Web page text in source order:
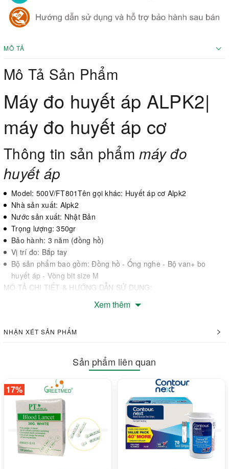
MÔ TẢ
Mô Tả Sản Phẩm
Máy đo huyết áp ALPK2|
máy đo huyết áp cơ
Thông tin sản phẩmmáy đo
huyết áp
Model: 500V/FT801Tên gọi khác: Huyết áp cơ Alpk2
Nhà sản xuất: Alpk2
Nước sản xuất: Nhật Bản
Trọng lượng: 350gr
Bảo hành: 3 năm (đồng hồ)
Vị trí đo: Bắp tay
Bộ sản phẩm bao gồm: Đồng hồ - Ống nghe - Bộ van+ bo
huyết áp - Vòng bit size M
MÔ TẢ CHI TIẾT & HƯỚNG DẪN SỬ DỤNG:
Bộ máy đo huyết áp cơ ALPK2 được sản xuất và nhập khẩu trực
đồng hồ có vạch chia từ 20 ~300mmHg; với độ chính xác là
3mmHg giúp cho đồng hồ không bị lệch điểm không. Tai nghe có
cao giúp người đo nghe êm mà không đau tai. Vòng bít làm bằng
chất liệu vải cao cấp cộng với hệ thống ống dẫn khí, quả bóp
bằng chất liệu cao su có khả năng chống oxy hoá. Khiến cho bộ
máy đo huyết áp cơ ALPK2 là thiết bị không thể thiếu cho các bác
sỹ, y tá và sinh viên nghành y.
Mặt khác, ngoài việc máy có giá tương đối rẻ so với các dòng máy
điện tử, máy đo huyết áp cơ ALPK2 còn tiết kiệm chi phí đo, rất
tiện lợi vì không cần tìm mua và thay pin khi sử dụng.
Xem thêm
NHẬN XÉT SẢN PHẨM
Sản phẩm liên quan
17%